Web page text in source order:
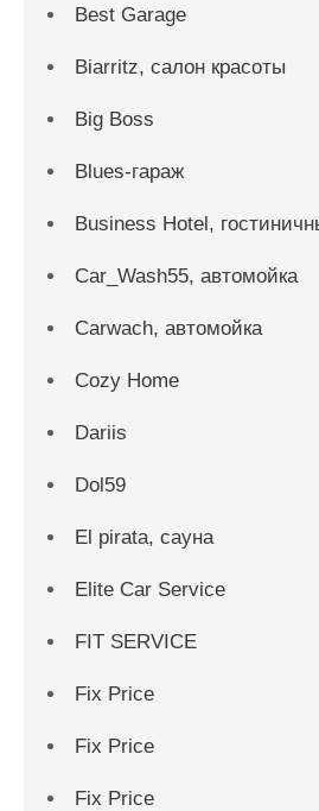
Best Garage
Biarritz, салон красоты
Big Boss
Blues-гараж
Business Hotel,
Car_Wash55, автомойка
Carwach, автомойка
Cozy Home
Dariis
Dol59
El pirata, сауна
Elite Car Service
FIT SERVICE
Fix Price
Fix Price
Fix Price